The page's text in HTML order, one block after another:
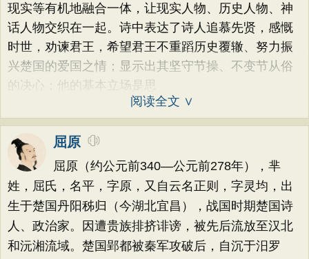
现实等有机地融合一体，让现实人物、历史人物、神
话人物交织在一起。诗中表达了诗人追慕先贤，感慨
时世，劝谏君王，希望君王不重蹈历史覆辙、努力振
兴楚国的爱国之情；显示出其坚守节操、不变节从俗
的决心；他的基本立场是思
阅读全文 ∨
屈原
屈原（约公元前340—公元前278年），芈
姓，屈氏，名平，字原，又自云名正则，字灵均，出
生于楚国丹阳秭归（今湖北宜昌），战国时期楚国诗
人、政治家。因遭贵族排挤诽谤，被先后流放至汉北
和沅湘流域。楚国郢都被秦军攻破后，自沉于汨罗